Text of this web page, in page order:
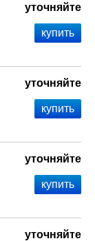
уточняйте
уточняйте
уточняйте
уточняйте